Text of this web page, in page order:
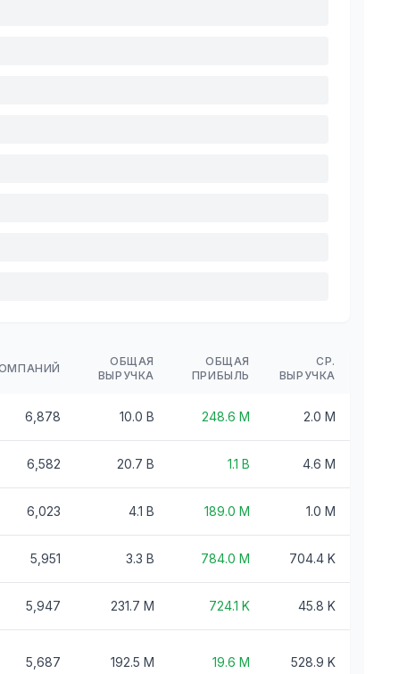
ОБЩАЯ
ВЫРУЧКА
ОБЩАЯ
ПРИБЫЛЬ
СР.
ВЫРУЧКА
6,878 10.0 B 248.6 M 2.0 M
6,582 20.7 B 1.1 B 4.6 M
6,023 4.1 B 189.0 M 1.0 M
5,951 3.3 B 784.0 M 704.4 K
5,947 231.7 M 724.1 K 45.8 K
5,687 192.5 M 19.6 M 528.9 K